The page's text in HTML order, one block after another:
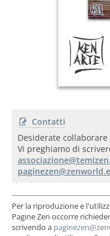
Contatti
Desiderate collaborare
Vi preghiamo di
Per la riproduzione e
Pagine Zen occorre
scrivendo a